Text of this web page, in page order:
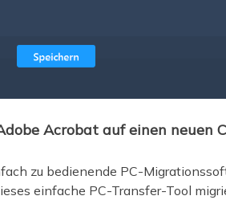
Acrobat auf einen neuen
zu bedienende PC-
einfache PC-Transfer-Tool